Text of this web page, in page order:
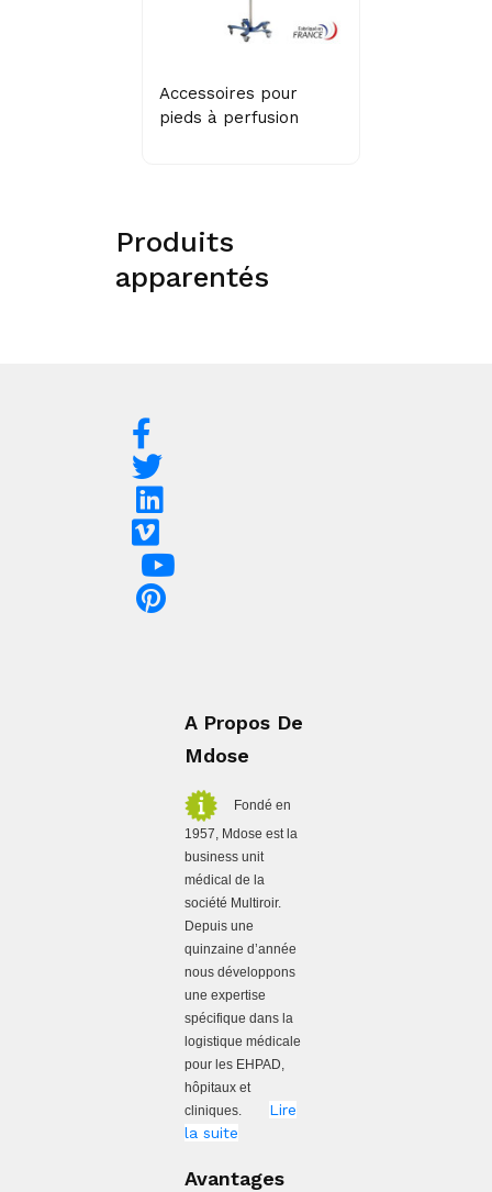
Accessoires pour
pieds à perfusion
Produits
apparentés
A Propos De
Mdose
Fondé en
1957, Mdose est la
business unit
médical de la
société Multiroir.
Depuis une
quinzaine d’année
nous développons
une expertise
spécifique dans la
logistique médicale
pour les EHPAD,
hôpitaux et
cliniques.
Lire
la suite
Avantages